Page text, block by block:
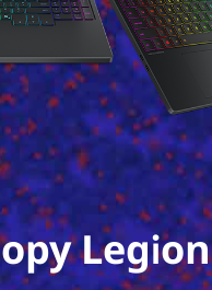
Legion